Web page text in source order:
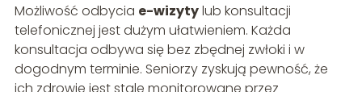
Możliwość odbycia e-wizytylub konsultacji
telefonicznej jest dużym ułatwieniem. Każda
konsultacja odbywa się bez zbędnej zwłoki i w
dogodnym terminie. Seniorzy zyskują pewność, że